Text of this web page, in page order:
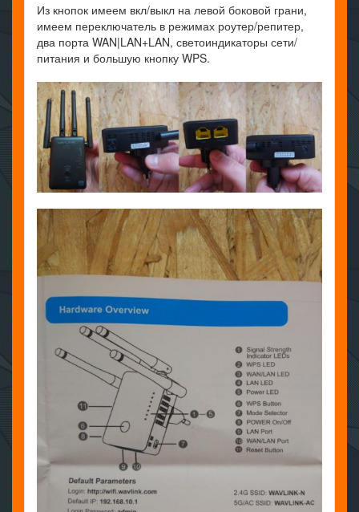
Из кнопок имеем вкл/выкл на левой боковой грани,
имеем переключатель в режимах роутер/репитер,
два порта WAN|LAN+LAN, светоиндикаторы сети/
питания и большую кнопку WPS.